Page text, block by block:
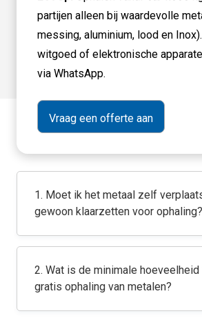
partijen alleen bij waardevolle
messing, aluminium, lood en
witgoed of elektronische
via WhatsApp.
1. Moet ik het metaal zelf
gewoon klaarzetten voor ophaling?
2. Wat is de minimale hoeveelheid
gratis ophaling van metalen?